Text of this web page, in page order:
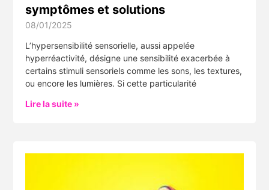
symptômes et solutions
08/01/2025
L’hypersensibilité sensorielle, aussi appelée
hyperréactivité, désigne une sensibilité exacerbée à
certains stimuli sensoriels comme les sons, les textures,
ou encore les lumières. Si cette particularité
Lire la suite »